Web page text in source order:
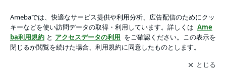
アプリをダウンロードして ブログの更新通知
を受け取りまし
ょう。
開く